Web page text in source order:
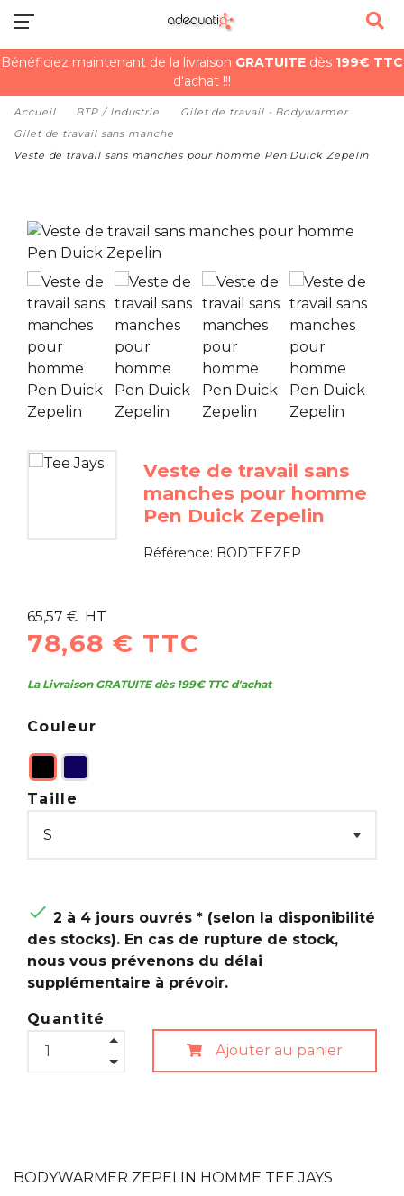
Bénéficiez maintenant de la livraison GRATUITE dès 199€ TTC
d'achat !!!
Accueil BTP / Industrie
Gilet de travail - Bodywarmer
Gilet de travail sans manche
Veste de travail sans manches pour homme Pen Duick Zepelin
Veste de travail sans
manches pour homme
Pen Duick Zepelin
Référence: BODTEEZEP
65,57 € HT
78,68 € TTC
La Livraison GRATUITE dès 199€ TTC d'achat
Couleur
Taille
 2 à 4 jours ouvrés * (selon la disponibilité
des stocks). En cas de rupture de stock,
nous vous prévenons du délai
supplémentaire à prévoir.
Quantité
Ajouter au panier
BODYWARMER ZEPELIN HOMME TEE JAYS